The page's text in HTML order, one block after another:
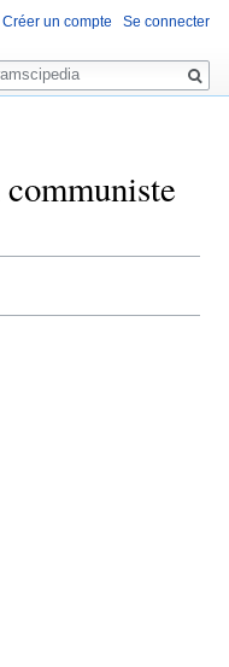
Créer un compte Se connecter